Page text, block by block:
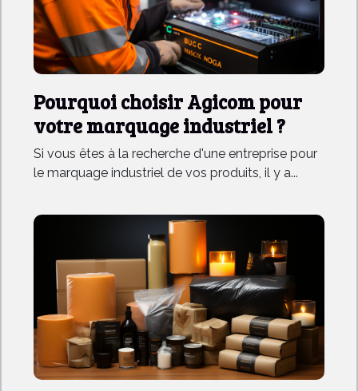
Pourquoi choisir Agicom pour
votre marquage industriel ?
Si vous êtes à la recherche d'une entreprise pour
le marquage industriel de vos produits, il y a...